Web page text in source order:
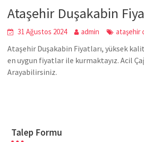
Ataşehir Duşakabin
31 Ağustos 2024 admin ataşehir
Ataşehir Duşakabin Fiyatları, yüksek
en uygun fiyatlar ile kurmaktayız. Acil
Arayabilirsiniz.
Talep Formu